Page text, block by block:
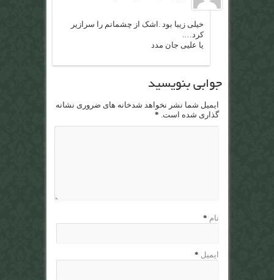
خیلی زیبا بود .اشک از چشمانم را سرازیر
کرد….
یا علیی جان مدد
جوابی بنویسید
ایمیل شما نشر نخواهد شدخانه های ضروری نشانه
گذاری شده است. *
نام *
ایمیل *